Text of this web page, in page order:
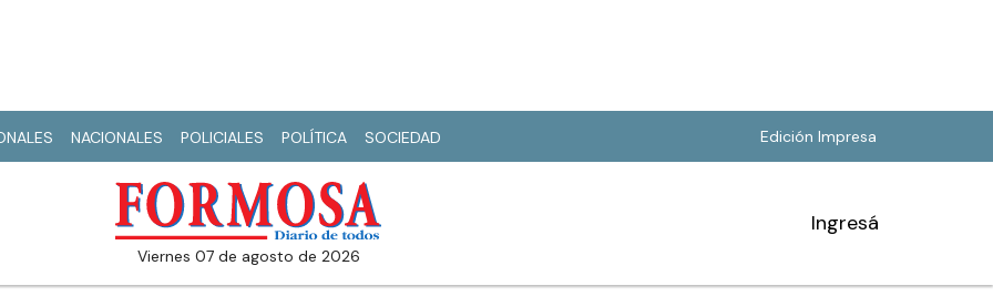
NACIONALES POLICIALES POLÍTICA SOCIEDAD Edición Impresa
viernes 07 de agosto de 2026
Ingresá